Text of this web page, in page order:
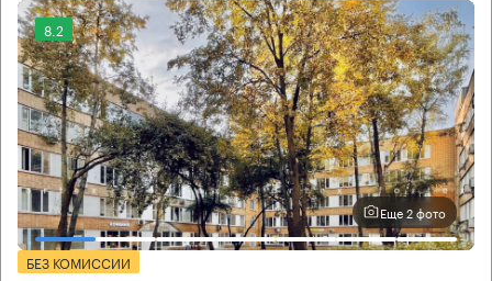
8.2
Еще 2 фото
БЕЗ КОМИССИИ